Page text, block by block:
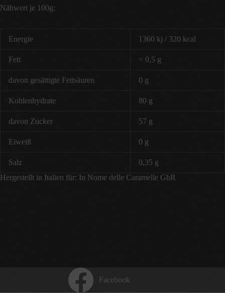
Nähwert je 100g:
Energie 1360 kj / 320 kcal
Fett < 0,5 g
davon gesättigte Fettsäuren 0 g
Kohlenhydrate 80 g
davon Zucker 57 g
Eiweiß 0 g
Salz
0,35 g
Hergestellt in Italien für: In Nome delle Caramelle GbR
Facebook